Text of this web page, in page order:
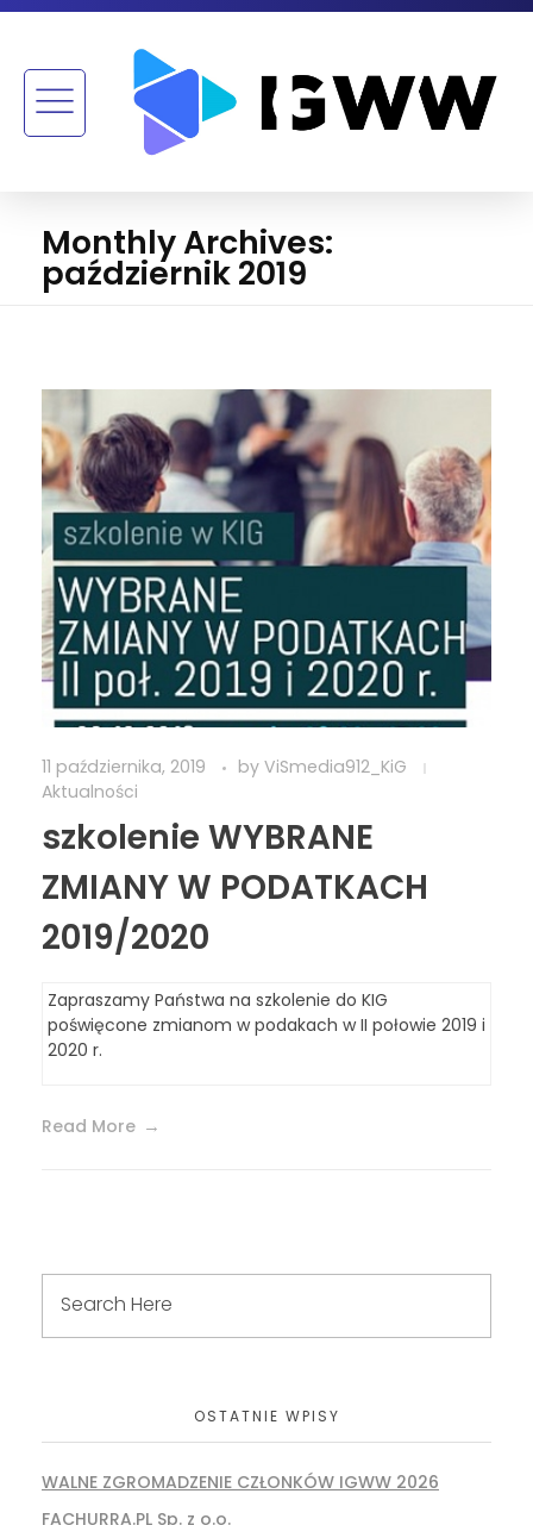
Monthly Archives:
październik 2019
11 października, 2019 by ViSmedia912_KiG
Aktualności
szkolenie WYBRANE
ZMIANY W PODATKACH
2019/2020
Zapraszamy Państwa na szkolenie do KIG
poświęcone zmianom w podakach w II połowie 2019 i
2020 r.
Read More
OSTATNIE WPISY
WALNE ZGROMADZENIE CZŁONKÓW IGWW 2026
FACHURRA.PL Sp. z o.o.